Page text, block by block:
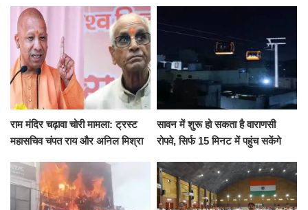
राम मंदिर चढ़ावा चोरी मामला: ट्रस्ट
महासचिव चंपत राय और अनिल मिश्रा
को नहीं...
सावन में शुरू हो सकता है वाराणसी
रोपवे, सिर्फ 15 मिनट में पहुंच सकेंगे
किराया